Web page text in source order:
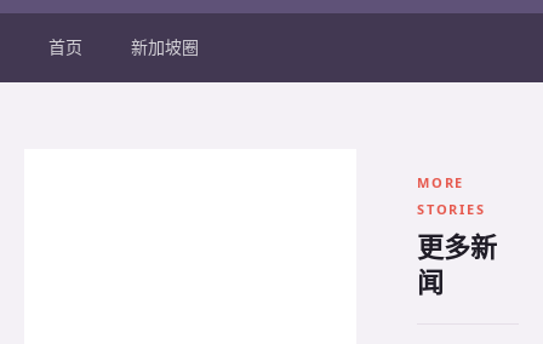
首页 新加坡圈
MORE
STORIES
更多新
闻